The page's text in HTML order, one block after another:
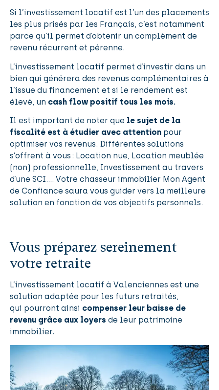
Si l’investissement locatif est l’un des placements
les plus prisés par les Français, c’est notamment
parce qu’il permet d’obtenir un complément de
revenu récurrent et pérenne.
L’investissement locatif permet d’investir dans un
bien qui générera des revenus complémentaires à
l’issue du financement et si le rendement est
élevé, un cash flow positif tous les mois.
Il est important de noter que le sujet de la
fiscalité est à étudier avec attention pour
optimiser vos revenus. Différentes solutions
s’offrent à vous : Location nue, Location meublée
(non) professionnelle, Investissement au travers
d’une SCI…. Votre chasseur immobilier Mon Agent
de Confiance saura vous guider vers la meilleure
solution en fonction de vos objectifs personnels.
Vous préparez sereinement
votre retraite
L’investissement locatif à Valenciennes est une
solution adaptée pour les futurs retraités,
qui pourront ainsi compenser leur baisse de
revenu grâce aux loyers de leur patrimoine
immobilier.